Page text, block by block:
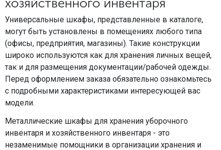
Универсальные шкафы, представленные в каталоге,
могут быть установлены в помещениях любого типа
(офисы, предприятия, магазины). Такие конструкции
широко используются как для хранения личных вещей,
так и для размещения документации/рабочей одежды.
Перед оформлением заказа обязательно ознакомьтесь
с подробными характеристиками интересующей вас
модели.
Металлические шкафы для хранения уборочного
инвентаря и хозяйственного инвентаря - это
незаменимые помощники в организации хранения и